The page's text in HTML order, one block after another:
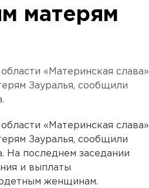
матерям
«Материнская слава»
Зауралья, сообщили
«Материнская слава»
Зауралья, сообщили
На последнем заседании
и выплаты
женщинам.